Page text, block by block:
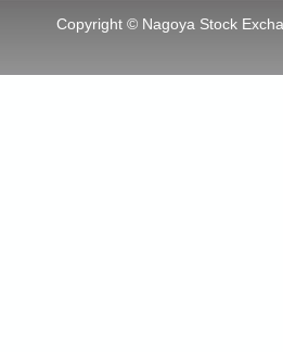
Copyright © Nagoya Stock